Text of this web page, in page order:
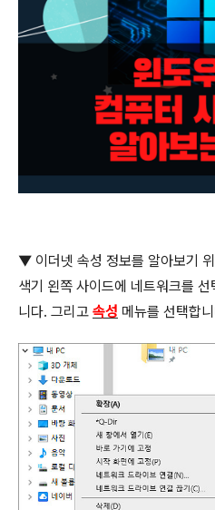
▼ 이더넷 속성 정보를 알아보기
색기 왼쪽 사이드에 네트워크를
니다. 그리고 속성 메뉴를 선택합